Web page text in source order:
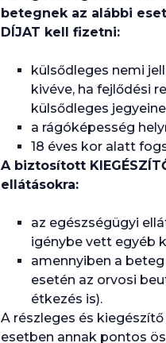
betegnek az alábbi
DÍJAT kell fizetni:
külsődleges nemi
kivéve, ha fejlődési
külsődleges
a rágóképesség
18 éves kor alatt
A biztosított
ellátásokra:
az egészségügyi
igénybe vett egyéb
amennyiben a
esetén az orvosi
étkezés is).
A részleges és
esetben annak pontos